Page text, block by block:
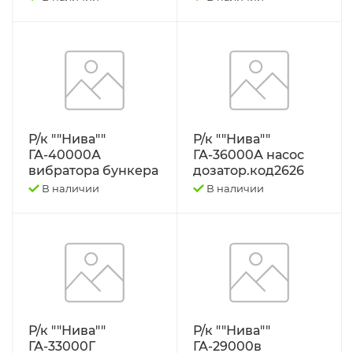
Р/к ""Нива""
ГА-40000А
вибратора бункера
В наличии
Р/к ""Нива""
ГА-36000А насос
дозатор.код2626
В наличии
Р/к ""Нива""
ГА-33000Г
Р/к ""Нива""
ГА-29000в
Насосы шестеренные TracTion®
ОТОПИТЕЛЬНЫЕ УСТАНОВКИ
ПОДШИПНИКИ
ПОРШНЕВЫЕ ГРУППЫ
СТОПОРНЫЕ КОЛЬЦА
ПОРШНЕВЫЕ,УПЛОТНИТЕЛЬНЫЕ
Т-40 Т-25 ЛТЗ
Т-70
ТДТ-55